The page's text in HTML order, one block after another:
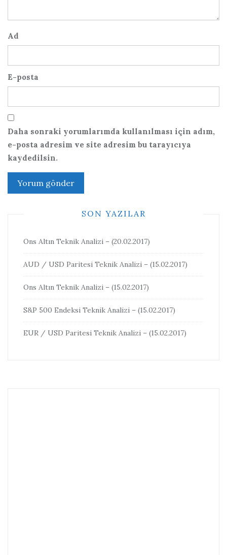
Ad
E-posta
Daha sonraki yorumlarımda kullanılması için adım,
e-posta adresim ve site adresim bu tarayıcıya
kaydedilsin.
SON YAZILAR
Ons Altın Teknik Analizi – (20.02.2017)
AUD / USD Paritesi Teknik Analizi – (15.02.2017)
Ons Altın Teknik Analizi – (15.02.2017)
S&P 500 Endeksi Teknik Analizi – (15.02.2017)
EUR / USD Paritesi Teknik Analizi – (15.02.2017)